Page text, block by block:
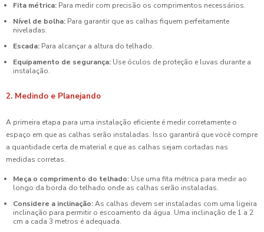
Fita métrica: Para medir com precisão os comprimentos necessários.
Nível de bolha: Para garantir que as calhas fiquem perfeitamente
niveladas.
Escada: Para alcançar a altura do telhado.
Equipamento de segurança: Use óculos de proteção e luvas durante a
instalação.
2. Medindo e Planejando
A primeira etapa para uma instalação eficiente é medir corretamente o
espaço em que as calhas serão instaladas. Isso garantirá que você compre
a quantidade certa de material e que as calhas sejam cortadas nas
medidas corretas.
Meça o comprimento do telhado: Use uma fita métrica para medir ao
longo da borda do telhado onde as calhas serão instaladas.
Considere a inclinação:As calhas devem ser instaladas com uma ligeira
inclinação para permitir o escoamento da água. Uma inclinação de 1 a 2
cm a cada 3 metros é adequada.